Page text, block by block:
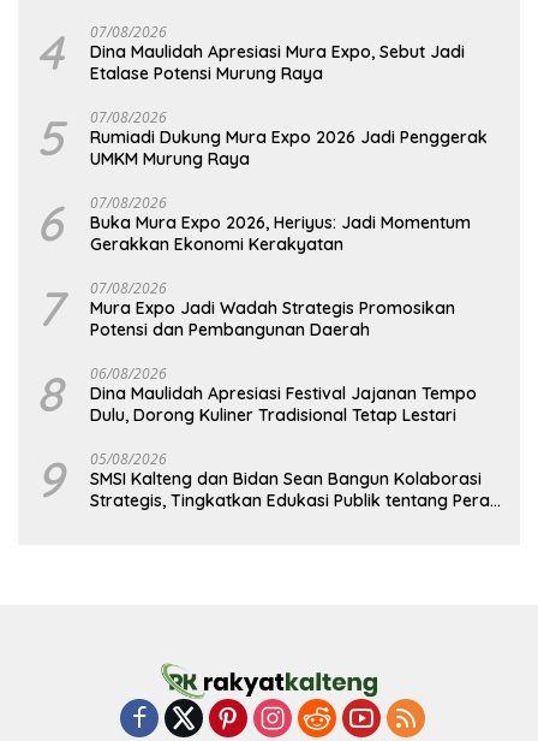
4 07/08/2026
Dina Maulidah Apresiasi Mura Expo, Sebut Jadi
Etalase Potensi Murung Raya
5 07/08/2026
Rumiadi Dukung Mura Expo 2026 Jadi Penggerak
UMKM Murung Raya
6 07/08/2026
Buka Mura Expo 2026, Heriyus: Jadi Momentum
Gerakkan Ekonomi Kerakyatan
7 07/08/2026
Mura Expo Jadi Wadah Strategis Promosikan
Potensi dan Pembangunan Daerah
8 06/08/2026
Dina Maulidah Apresiasi Festival Jajanan Tempo
Dulu, Dorong Kuliner Tradisional Tetap Lestari
9 05/08/2026
SMSI Kalteng dan Bidan Sean Bangun Kolaborasi
Strategis, Tingkatkan Edukasi Publik tentang Peran